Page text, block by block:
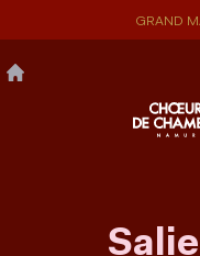
principal
GRAND